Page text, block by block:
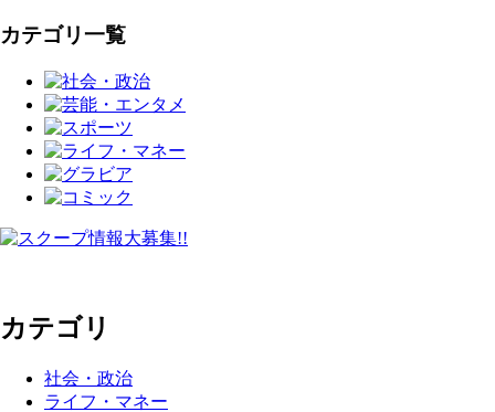
カテゴリ一覧
カテゴリ
社会・政治
ライフ・マネー